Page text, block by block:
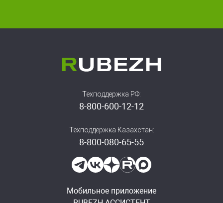
Техподдержка РФ:
8-800-600-12-12
Техподдержка Казахстан:
8-800-080-65-55
Мобильное приложение